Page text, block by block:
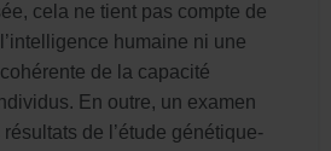
cela ne tient pas compte de
humaine ni une
de la capacité
En outre, un examen
de l’étude génétique-